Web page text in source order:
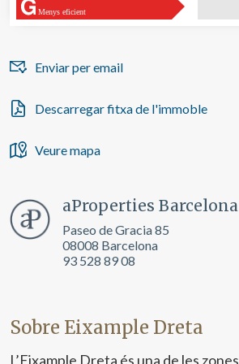
Menys eficient
Enviar per email
Descarregar fitxa de l'immoble
Veure mapa
aProperties Barcelona
Paseo de Gracia 85
08008 Barcelona
93 528 89 08
Sobre Eixample Dreta
L’Eixample Dreta és una de les
relacionada amb el perfil de navegació